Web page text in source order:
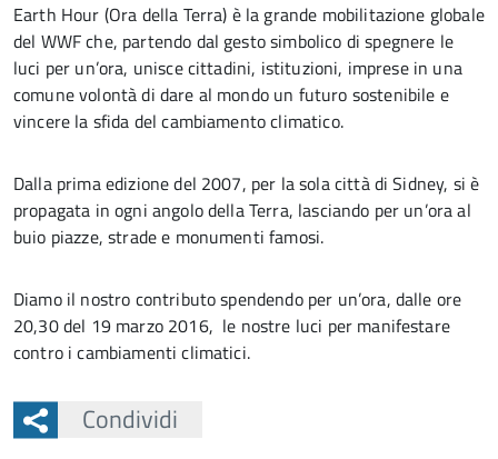
Earth Hour (Ora della Terra) è la grande mobilitazione globale
del WWF che, partendo dal gesto simbolico di spegnere le
luci per un’ora, unisce cittadini, istituzioni, imprese in una
comune volontà di dare al mondo un futuro sostenibile e
vincere la sfida del cambiamento climatico.
Dalla prima edizione del 2007, per la sola città di Sidney, si è
propagata in ogni angolo della Terra, lasciando per un’ora al
buio piazze, strade e monumenti famosi.
Diamo il nostro contributo spendendo per un’ora, dalle ore
20,30 del 19 marzo 2016, le nostre luci per manifestare
contro i cambiamenti climatici.
Condividi